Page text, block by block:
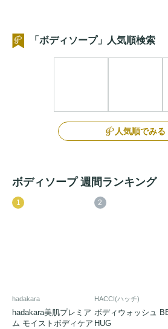
「ボディソープ」人気順検索
人気順でみる
ボディソープ 週間ランキング
1
hadakara
hadakara美肌プレミア
ム モイストボディケア
2
HACCI(ハッチ)
ボディウォッシュ
HUG